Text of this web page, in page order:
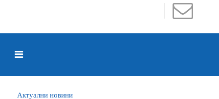
Актуални новини